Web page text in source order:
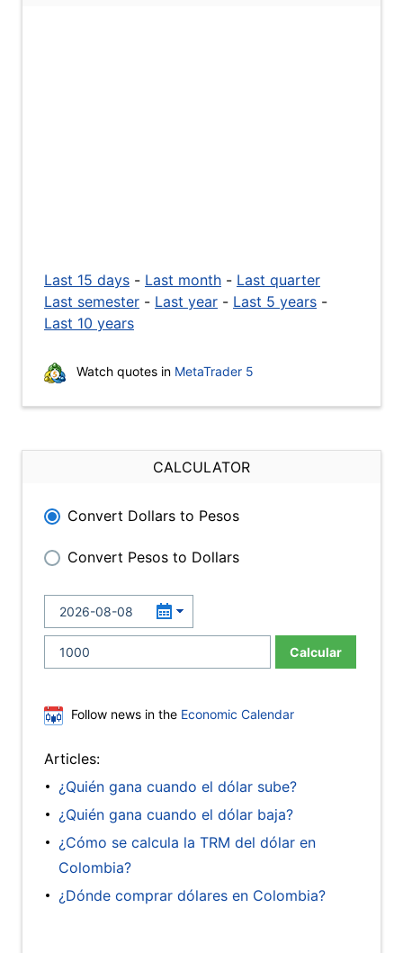
Last 15 days - Last month - Last quarter
Last semester - Last year - Last 5 years -
Last 10 years
Watch quotes in MetaTrader 5
CALCULATOR
Convert Dollars to Pesos
Convert Pesos to Dollars
Calcular
Follow news in the Economic Calendar
Articles:
¿Quién gana cuando el dólar sube?
¿Quién gana cuando el dólar baja?
¿Cómo se calcula la TRM del dólar en
Colombia?
¿Dónde comprar dólares en Colombia?